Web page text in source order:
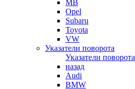
MB
Opel
Subaru
Toyota
VW
Указатели поворота
Указатели поворота
назад
Audi
BMW